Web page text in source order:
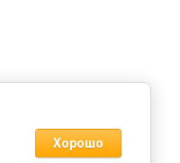
Хорошо